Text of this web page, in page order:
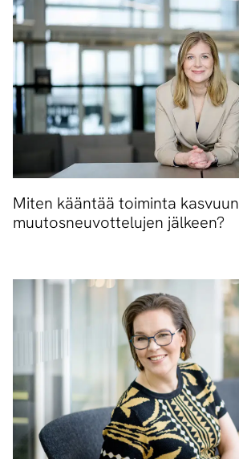
Miten kääntää toiminta kasvuun
muutosneuvottelujen jälkeen?